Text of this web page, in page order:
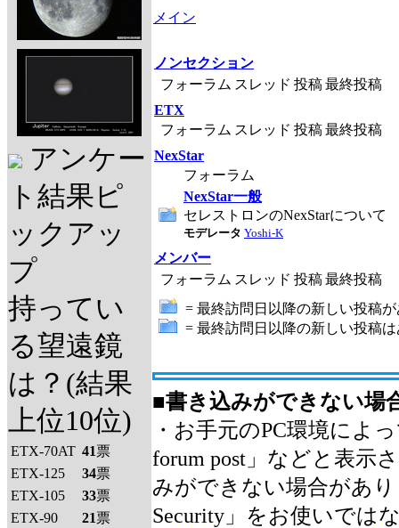
アンケー
ト結果ピ
ックアッ
プ
持ってい
る望遠鏡
は？(結果
上位10位)
ETX-70AT 41票
ETX-125
34票
ETX-105
33票
ETX-90
21票
メイン
ノンセクション
フォーラム スレッド 投稿最終投稿
ETX
フォーラム スレッド 投稿最終投稿
NexStar
フォーラム
NexStar一般
セレストロンのNexStarについて
モデレータ Yoshi-K
メンバー
フォーラム スレッド 投稿最終投稿
= 最終訪問日以降の新しい投稿
= 最終訪問日以降の新しい投稿
■書き込みができない場
・お手元のPC環境によ
forum post」などと表示
みができない場合があり
Security」をお使いで